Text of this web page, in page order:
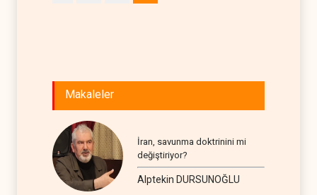
Makaleler
İran, savunma doktrinini mi
değiştiriyor?
Alptekin DURSUNOĞLU